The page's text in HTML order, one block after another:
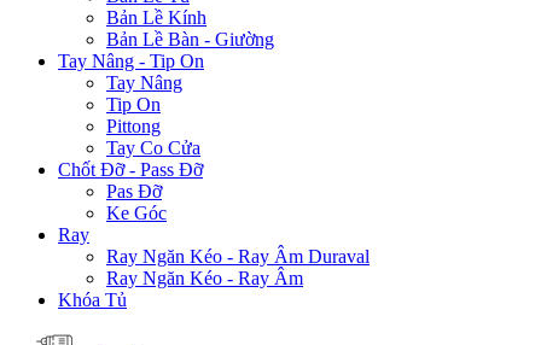
Bản Lề Kính
Bản Lề Bàn - Giường
Tay Nâng - Tip On
Tay Nâng
Tip On
Pittong
Tay Co Cửa
Chốt Đỡ - Pass Đỡ
Pas Đỡ
Ke Góc
Ray
Ray Ngăn Kéo - Ray Âm Duraval
Ray Ngăn Kéo - Ray Âm
Khóa Tủ